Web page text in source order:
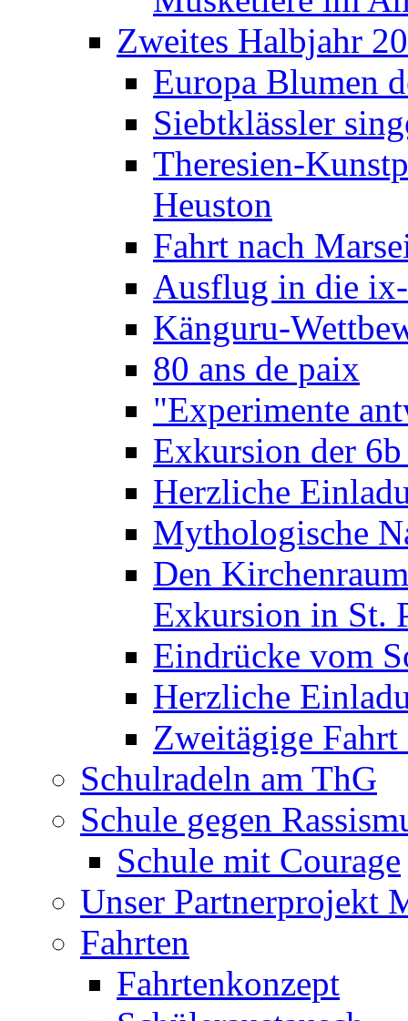
Zweites Halbjahr
Europa Blumen
Siebtklässler
Theresien-
Heuston
Fahrt nach
Ausflug in die
Känguru-
80 ans de paix
"Experimente
Exkursion der
Herzliche
Mythologische
Den
Exkursion in St.
Eindrücke vom
Herzliche
Zweitägige
Schulradeln am ThG
Schule gegen
Schule mit Courage
Unser Partnerprojekt
Fahrten
Fahrtenkonzept